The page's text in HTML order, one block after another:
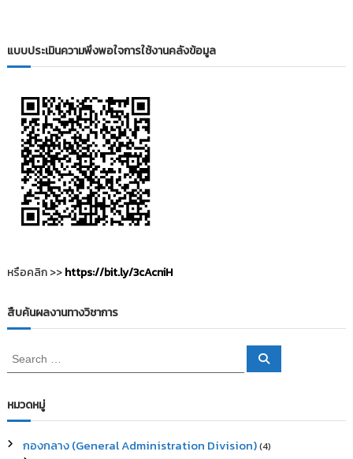
t
o
y
ค
ลั
ง
ข้
อ
ง
น
วิ
ย
บุ
รี
แบบประเมินความพึงพอใจการใช้งานคลังข้อมูล
หรือคลิก >>https://bit.ly/3cAcniH
สืบค้นผลงานทางวิชาการ
e
r
c
f
S
หมวดหมู่
กองกลาง (General Administration Division)(4)